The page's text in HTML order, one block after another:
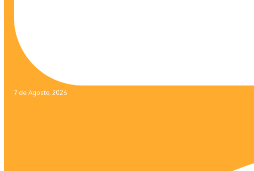
7 de Agosto, 2026